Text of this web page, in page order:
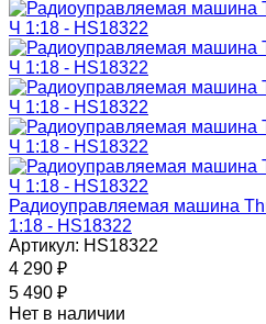
Радиоуправляемая машина
1:18 - HS18322
Артикул: HS18322
4 290 ₽
5 490 ₽
Нет в наличии